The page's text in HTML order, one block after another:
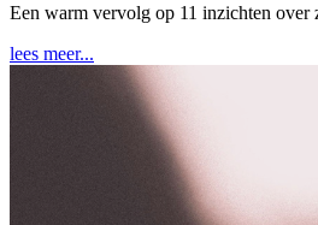
Een warm vervolg op 11 inzichten
lees meer...